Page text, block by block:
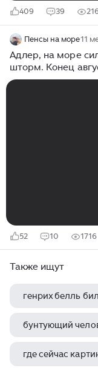
409 39
Пенсы на море11
Адлер, на море
шторм. Конец
52 10 1716
Также ищут
генрих белль
бунтующий
где сейчас